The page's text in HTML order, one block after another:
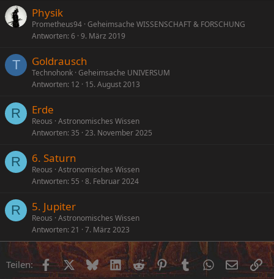
Physik
Prometheus94 Geheimsache WISSENSCHAFT & FORSCHUNG
Antworten 6 9. März 2019
T Goldrausch
Technohonk Geheimsache UNIVERSUM
Antworten 12 15. August 2013
R Erde
Reous Astronomisches Wissen
Antworten 35 23. November 2025
R 6. Saturn
Reous Astronomisches Wissen
Antworten 55 8. Februar 2024
R 5. Jupiter
Reous Astronomisches Wissen
Antworten 21 7. März 2023
Teilen: FacebookX (Twitter)
BlueskyLinkedInRedditPinterest
Tumblr WhatsApp
E-Mail